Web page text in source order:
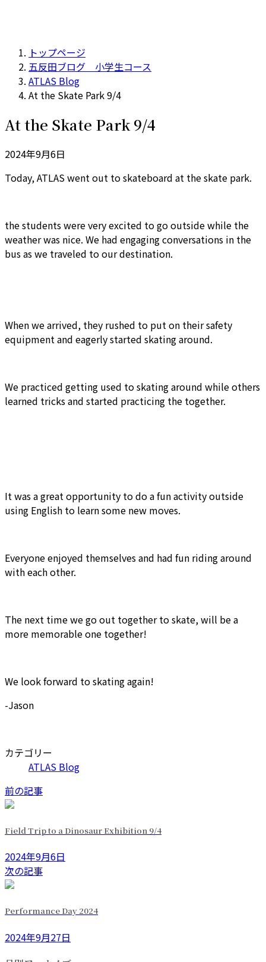
トップページ
五反田ブログ 小学生コース
ATLAS Blog
At the Skate Park 9/4
At the Skate Park 9/4
2024年9月6日
Today, ATLAS went out to skateboard at the skate park.
the students were very excited to go outside while the
weather was nice. We had engaging conversations in the
bus as we traveled to our destination.
When we arrived, they rushed to put on their safety
equipment and eagerly started skating around.
We practiced getting used to skating around while others
learned tricks and started practicing the together.
It was a great opportunity to do a fun activity outside
using English to learn some new moves.
Everyone enjoyed themselves and had fun riding around
with each other.
The next time we go out together to skate, will be a
more memorable one together!
We look forward to skating again!
-Jason
カテゴリー
ATLAS Blog
前の記事
Field Trip to a Dinosaur Exhibition 9/4
2024年9月6日
次の記事
Performance Day 2024
2024年9月27日